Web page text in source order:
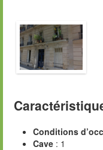
Conditions
Cave : 1